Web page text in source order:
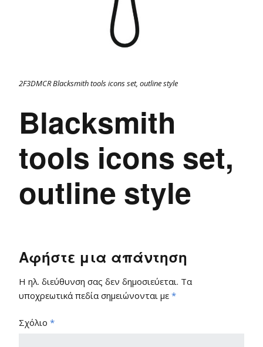
2F3DMCR Blacksmith tools icons set, outline style
Blacksmith
tools icons set,
outline style
Αφήστε μια απάντηση
Η ηλ. διεύθυνση σας δεν δημοσιεύεται. Τα
υποχρεωτικά πεδία σημειώνονται με *
Σχόλιο *